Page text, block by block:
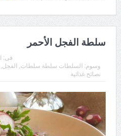
سلطة الفجل الأحمر
فى:
وسوم: السلطات سلطة سلطات, الفجل,
نصائح غذائية